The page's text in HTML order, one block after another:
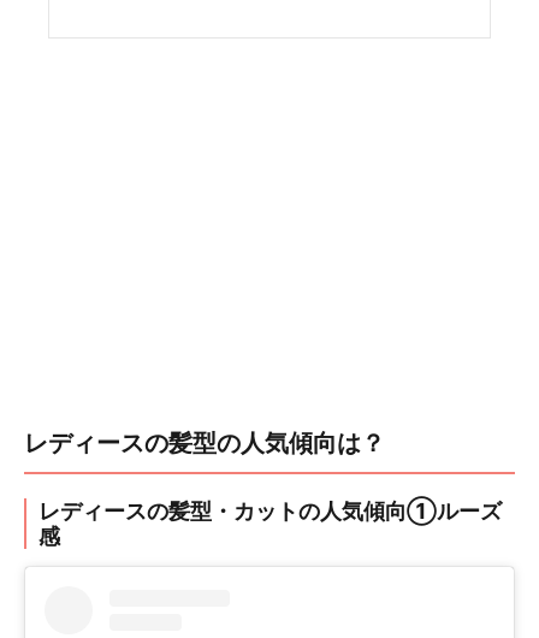
レディースの髪型の人気傾向は？
レディースの髪型・カットの人気傾向①ルーズ
感